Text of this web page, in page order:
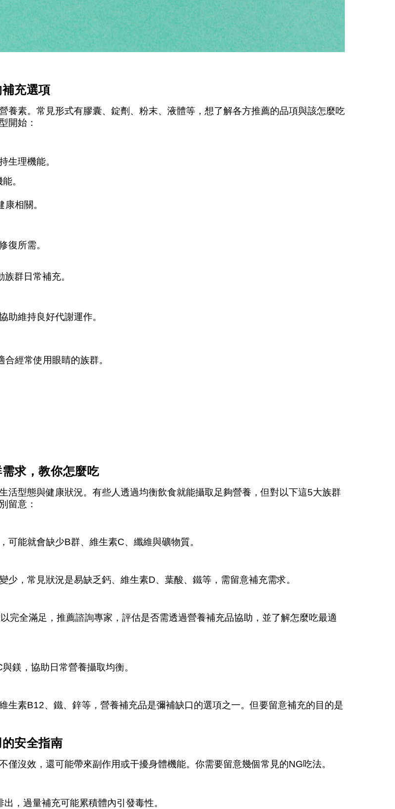
充選項
養素。常見形式有膠囊、錠劑、粉末、液體等，想了解各方推薦的品項與該怎麼吃
開始：
生理機能。
。
相關。
復所需。
群日常補充。
助維持良好代謝運作。
經常使用眼睛的族群。
求，教你怎麼吃
活型態與健康狀況。有些人透過均衡飲食就能攝取足夠營養，但對以下這5大族群
留意：
能就會缺少B群、維生素C、纖維與礦物質。
，常見狀況是易缺乏鈣、維生素D、葉酸、鐵等，需留意補充需求。
完全滿足，推薦諮詢專家，評估是否需透過營養補充品協助，並了解怎麼吃最適
鎂，協助日常營養攝取均衡。
生素B12、鐵、鋅等，營養補充品是彌補缺口的選項之一。但要留意補充的目的是
安全指南
沒效，還可能帶來副作用或干擾身體機能。你需要留意幾個常見的NG吃法。
出，過量補充可能累積體內引發毒性。